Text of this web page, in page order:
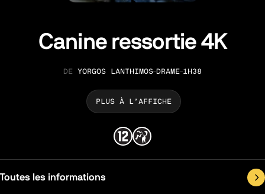
Canine ressortie 4K
RÉALISATION
YORGOS LANTHIMOS GENRE
DRAME DURÉE
1H38
PLUS À L’AFFICHE
Toutes les informations